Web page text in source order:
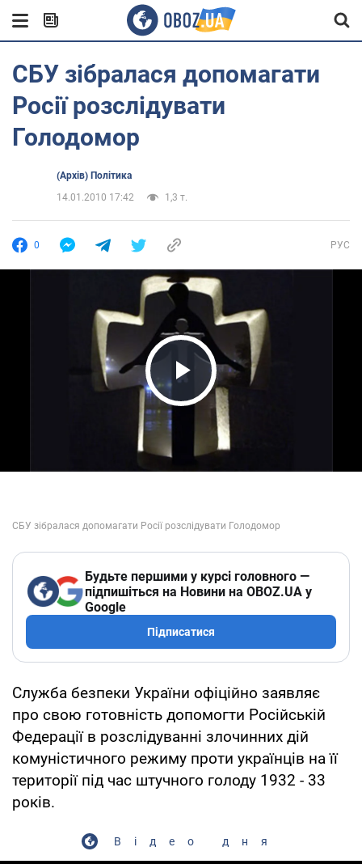
СБУ зібралася допомагати
Росії розслідувати
Голодомор
(Архів) Політика
14.01.2010 17:42
1,3 т.
0 РУС
Play Video
Будьте першими у курсі головного —
підпишіться на Новини на OBOZ.UA у
Google
Підписатися
Служба безпеки України офіційно заявляє
про свою готовність допомогти Російській
Федерації в розслідуванні злочинних дій
комуністичного режиму проти українців на її
території під час штучного голоду 1932 - 33
років.
Відео дня